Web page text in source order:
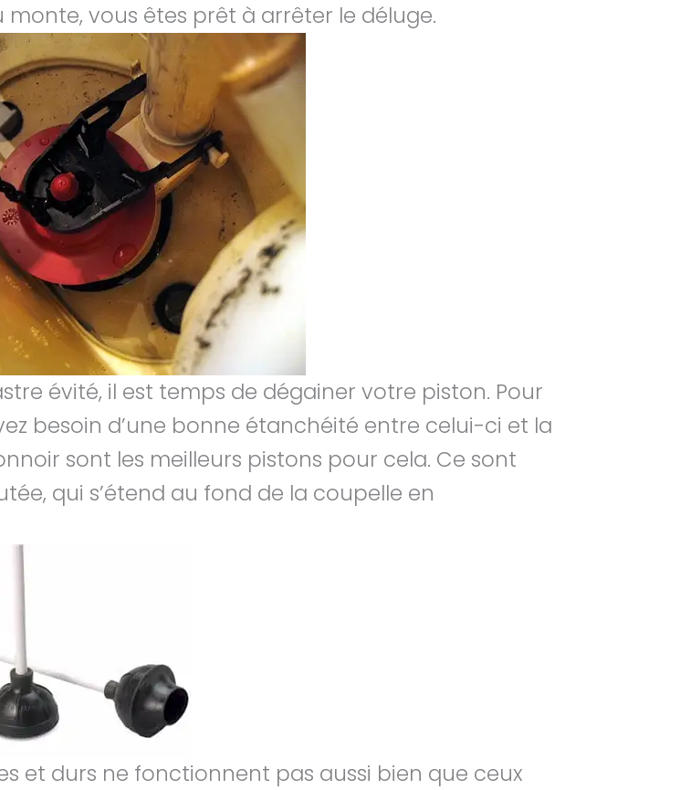
monte, vous êtes prêt à arrêter le déluge.
évité, il est temps de dégainer votre piston. Pour
besoin d’une bonne étanchéité entre celui-ci et la
sont les meilleurs pistons pour cela. Ce sont
qui s’étend au fond de la coupelle en
et durs ne fonctionnent pas aussi bien que ceux